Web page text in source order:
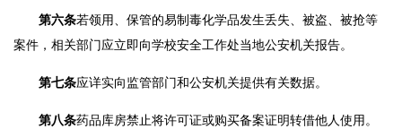
第六条若领用、保管的易制毒化学品发生丢失、被盗、被抢等
案件，相关部门应立即向学校安全工作处当地公安机关报告。
第七条应详实向监管部门和公安机关提供有关数据。
第八条药品库房禁止将许可证或购买备案证明转借他人使用。